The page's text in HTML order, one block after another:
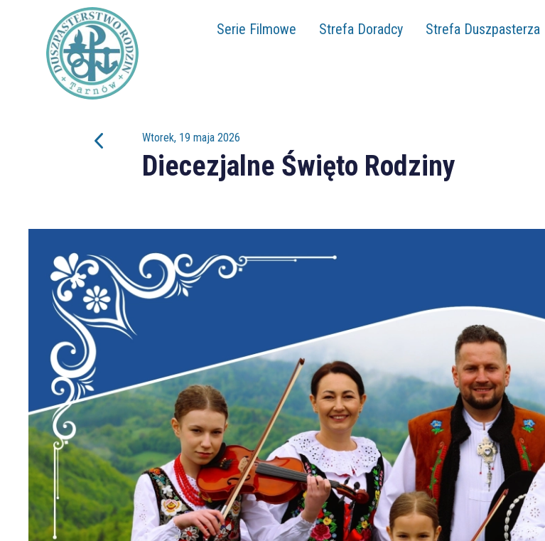
Serie Filmowe Strefa Doradcy Strefa Duszpasterza
Wtorek, 19 maja 2026
Diecezjalne Święto Rodziny